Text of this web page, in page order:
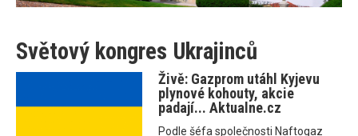
Světový kongres Ukrajinců
Živě: Gazprom utáhl Kyjevu
plynové kohouty, akcie
padají... Aktualne.cz
Podle šéfa společnosti Naftogaz